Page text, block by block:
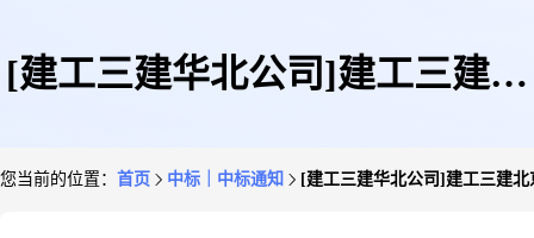
[建工三建华北公司]建工三建北
您当前的位置： 首页 中标｜中标通知 [建工三建华北公司]建工三建